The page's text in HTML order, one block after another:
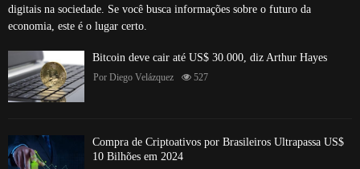
digitais na sociedade. Se você busca informações sobre o futuro da
economia, este é o lugar certo.
Bitcoin deve cair até US$ 30.000, diz Arthur Hayes
Por Diego Velázquez 527
Compra de Criptoativos por Brasileiros Ultrapassa US$
10 Bilhões em 2024